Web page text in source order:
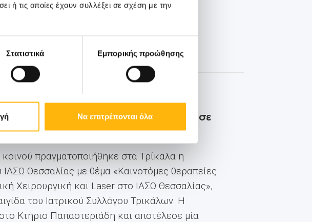
ή τις οποίες έχουν συλλέξει σε σχέση με την
Στατιστικά Εμπορικής προώθησης
Να επιτρέπονται όλα
και laser: Το ΙΑΣΩ Θεσσαλίας παρουσίασε
στα Τρίκαλα
πραγματοποιήθηκε στα Τρίκαλα η
ΙΑΣΩ Θεσσαλίας με θέμα «Καινοτόμες θεραπείες
Χειρουργική και Laser στο ΙΑΣΩ Θεσσαλίας»,
του Ιατρικού Συλλόγου Τρικάλων. Η
Κτήριο Παπαστεριάδη και αποτέλεσε μία